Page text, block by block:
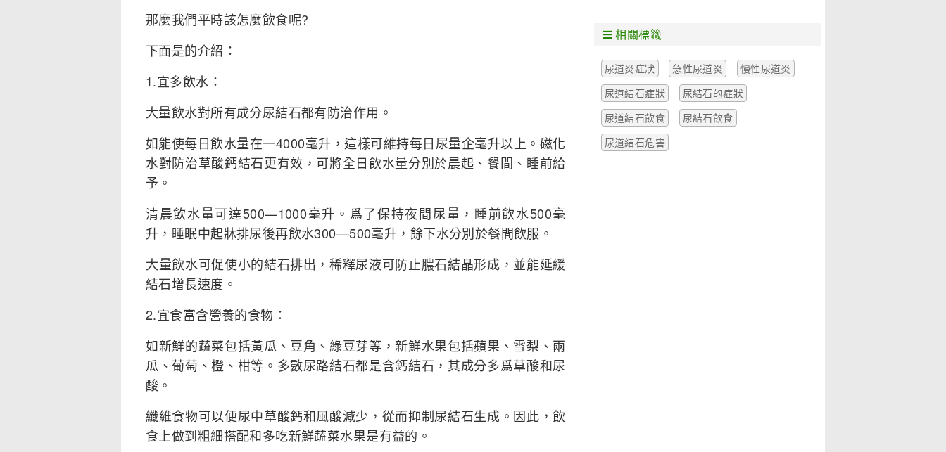
那麼我們平時該怎麼飲食呢?
下面是的介紹：
1.宜多飲水：
大量飲水對所有成分尿結石都有防治作用。
如能使每日飲水量在一4000毫升，這樣可維持每日尿量企毫升以上。磁化
水對防治草酸鈣結石更有效，可將全日飲水量分別於晨起、餐間、睡前給
予。
清晨飲水量可達500—1000毫升。爲了保持夜間尿量，睡前飲水500毫
升，睡眠中起牀排尿後再飲水300—500毫升，餘下水分別於餐間飲服。
大量飲水可促使小的結石排出，稀釋尿液可防止膿石結晶形成，並能延緩
結石增長速度。
2.宜食富含營養的食物：
如新鮮的蔬菜包括黃瓜、豆角、綠豆芽等，新鮮水果包括蘋果、雪梨、兩
瓜、葡萄、橙、柑等。多數尿路結石都是含鈣結石，其成分多爲草酸和尿
酸。
纖維食物可以便尿中草酸鈣和風酸減少，從而抑制尿結石生成。因此，飲
食上做到粗細搭配和多吃新鮮蔬菜水果是有益的。
相關標籤
尿道炎症狀 急性尿道炎
慢性尿道炎
尿道結石症狀
尿結石的症狀
尿道結石飲食
尿結石飲食
尿道結石危害